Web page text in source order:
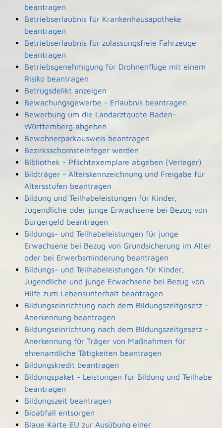
beantragen
Betriebserlaubnis für Krankenhausapotheke
beantragen
Betriebserlaubnis für zulassungsfreie Fahrzeuge
beantragen
Betriebsgenehmigung für Drohnenflüge mit einem
Risiko beantragen
Betrugsdelikt anzeigen
Bewachungsgewerbe - Erlaubnis beantragen
Bewerbung um die Landarztquote Baden-
Württemberg abgeben
Bewohnerparkausweis beantragen
Bezirksschornsteinfeger werden
Bibliothek - Pflichtexemplare abgeben (Verleger)
Bildträger - Alterskennzeichnung und Freigabe für
Altersstufen beantragen
Bildung und Teilhabeleistungen für Kinder,
Jugendliche oder junge Erwachsene bei Bezug von
Bürgergeld beantragen
Bildungs- und Teilhabeleistungen für junge
Erwachsene bei Bezug von Grundsicherung im Alter
oder bei Erwerbsminderung beantragen
Bildungs- und Teilhabeleistungen für Kinder,
Jugendliche und junge Erwachsene bei Bezug von
Hilfe zum Lebensunterhalt beantragen
Bildungseinrichtung nach dem Bildungszeitgesetz -
Anerkennung beantragen
Bildungseinrichtung nach dem Bildungszeitgesetz -
Anerkennung für Träger von Maßnahmen für
ehrenamtliche Tätigkeiten beantragen
Bildungskredit beantragen
Bildungspaket - Leistungen für Bildung und Teilhabe
beantragen
Bildungszeit beantragen
Bioabfall entsorgen
Blaue Karte EU zur Ausübung einer